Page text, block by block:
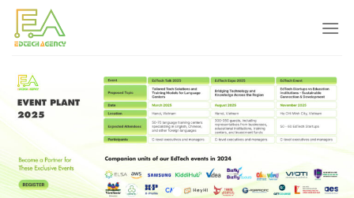
Skip
content